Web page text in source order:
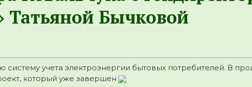
Татьяной Бычковой
систему учета электроэнергии бытовых потребителей. В
который уже завершен